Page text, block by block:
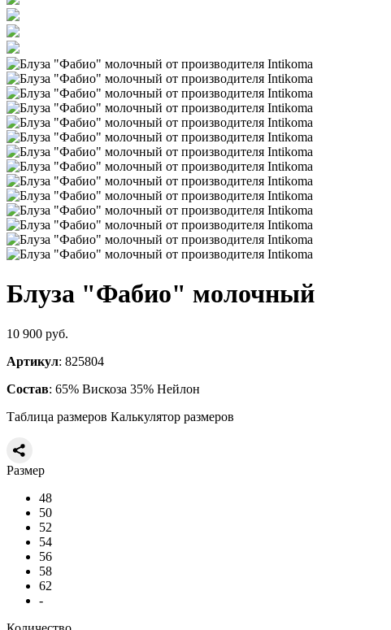
Блуза "Фабио" молочный
10 900 руб.
Артикул: 825804
Состав: 65% Вискоза 35% Нейлон
Таблица размеров Калькулятор размеров
Размер
48
50
52
54
56
58
62
-